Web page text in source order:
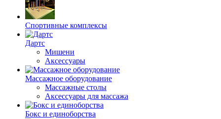
Спортивные комплексы
Дартс
Мишени
Аксессуары
Массажное оборудование
Массажные столы
Аксессуары для массажа
Бокс и единоборства